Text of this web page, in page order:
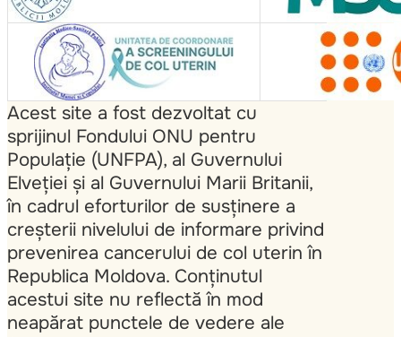
Acest site a fost dezvoltat cu
sprijinul Fondului ONU pentru
Populație (UNFPA), al Guvernului
Elveției și al Guvernului Marii Britanii,
în cadrul eforturilor de susținere a
creșterii nivelului de informare privind
prevenirea cancerului de col uterin în
Republica Moldova. Conținutul
acestui site nu reflectă în mod
neapărat punctele de vedere ale